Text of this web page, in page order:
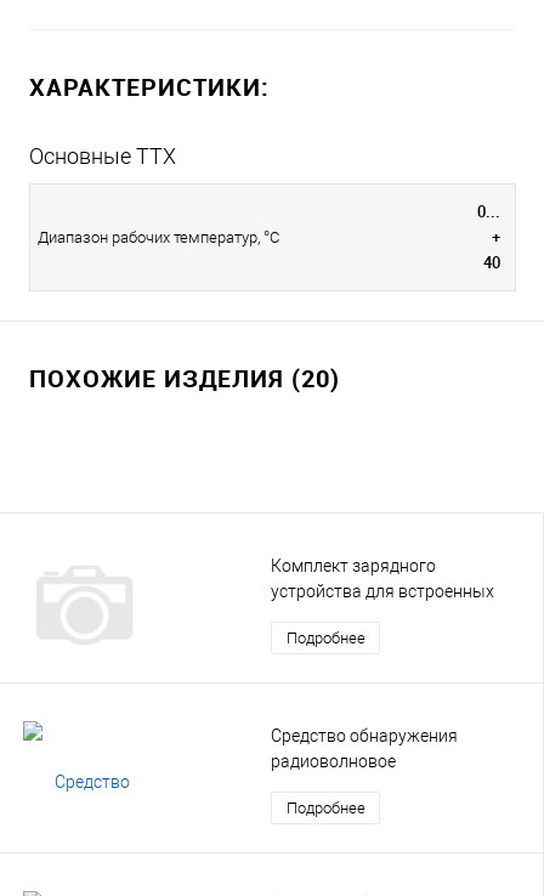
ХАРАКТЕРИСТИКИ:
Основные ТТХ
Диапазон рабочих температур, °С
0...
+
40
ПОХОЖИЕ ИЗДЕЛИЯ (20)
Комплект зарядного
устройства для встроенных
Подробнее
Средство обнаружения
радиоволновое
Подробнее